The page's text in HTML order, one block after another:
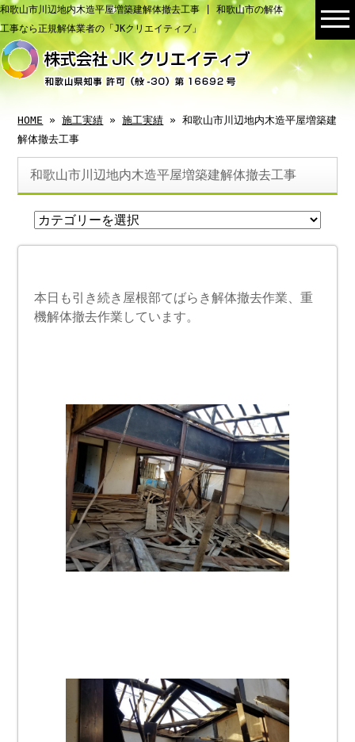
和歌山市川辺地内木造平屋増築建解体撤去工事 | 和歌山市の解体
工事なら正規解体業者の「JKクリエイティブ」
HOME »施工実績 »施工実績 » 和歌山市川辺地内木造平屋増築建
解体撤去工事
和歌山市川辺地内木造平屋増築建解体撤去工事
本日も引き続き屋根部てばらき解体撤去作業、重
機解体撤去作業しています。